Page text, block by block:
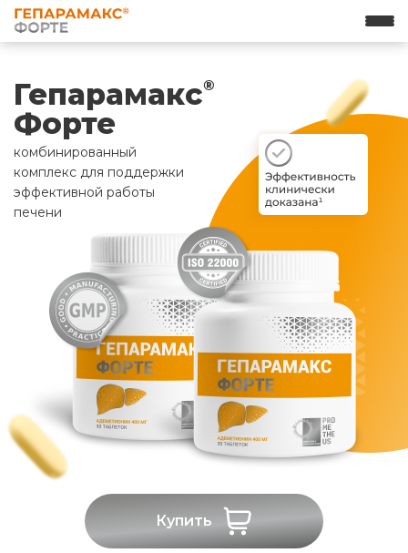
Гепарамакс®
Форте
комбинированный
комплекс для поддержки
эффективной работы
печени
Купить